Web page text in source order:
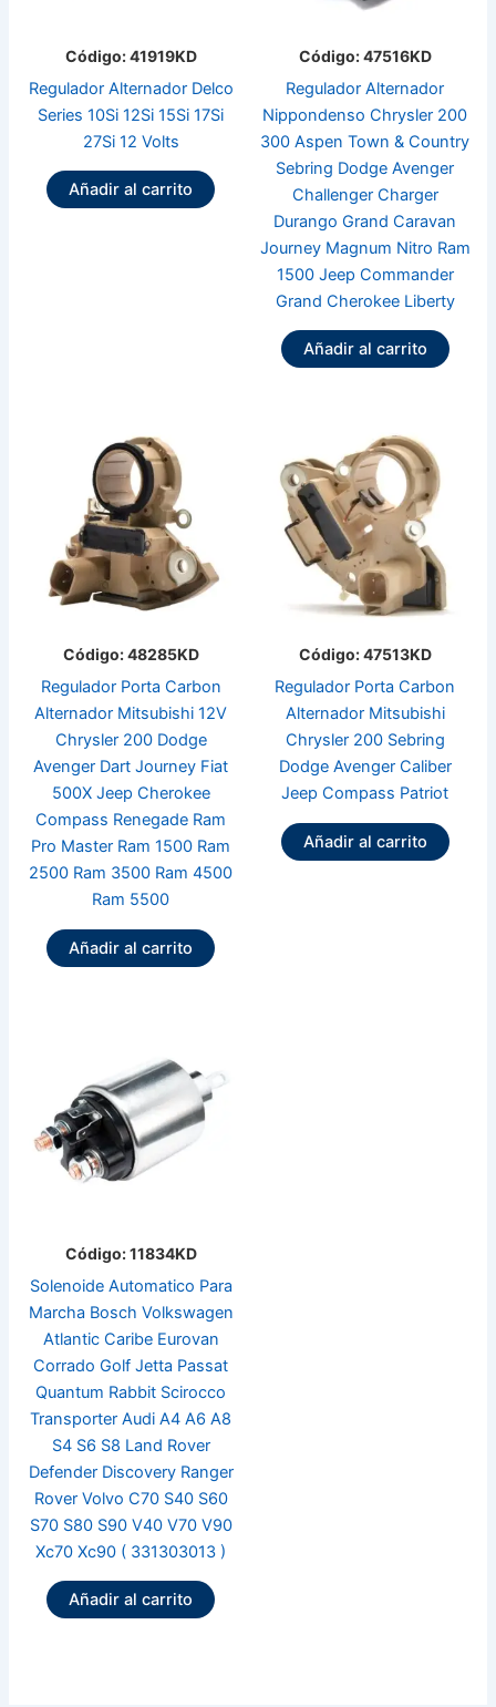
Código: 41919KD
Regulador Alternador Delco
Series 10Si 12Si 15Si 17Si
27Si 12 Volts
Añadir al carrito
Código: 47516KD
Regulador Alternador
Nippondenso Chrysler 200
300 Aspen Town & Country
Sebring Dodge Avenger
Challenger Charger
Durango Grand Caravan
Journey Magnum Nitro Ram
1500 Jeep Commander
Grand Cherokee Liberty
Añadir al carrito
Código: 48285KD
Regulador Porta Carbon
Alternador Mitsubishi 12V
Chrysler 200 Dodge
Avenger Dart Journey Fiat
500X Jeep Cherokee
Compass Renegade Ram
Pro Master Ram 1500 Ram
2500 Ram 3500 Ram 4500
Ram 5500
Añadir al carrito
Código: 47513KD
Regulador Porta Carbon
Alternador Mitsubishi
Chrysler 200 Sebring
Dodge Avenger Caliber
Jeep Compass Patriot
Añadir al carrito
Código: 11834KD
Solenoide Automatico Para
Marcha Bosch Volkswagen
Atlantic Caribe Eurovan
Corrado Golf Jetta Passat
Quantum Rabbit Scirocco
Transporter Audi A4 A6 A8
S4 S6 S8 Land Rover
Defender Discovery Ranger
Rover Volvo C70 S40 S60
S70 S80 S90 V40 V70 V90
Xc70 Xc90 ( 331303013 )
Añadir al carrito